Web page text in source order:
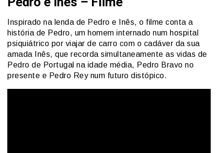
Inspirado na lenda de Pedro e Inês, o filme conta a
história de Pedro, um homem internado num hospital
psiquiátrico por viajar de carro com o cadáver da sua
amada Inês, que recorda simultaneamente as vidas de
Pedro de Portugal na idade média, Pedro Bravo no
presente e Pedro Rey num futuro distópico.